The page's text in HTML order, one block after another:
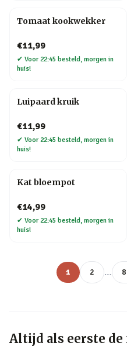
Tomaat kookwekker
€11,99
✔ Voor 22:45 besteld, morgen in
huis!
Luipaard kruik
€11,99
✔ Voor 22:45 besteld, morgen in
huis!
Kat bloempot
€14,99
✔ Voor 22:45 besteld, morgen in
huis!
1 2 …
Altijd als eerste de